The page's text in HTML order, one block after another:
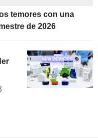
temores con una
de 2026